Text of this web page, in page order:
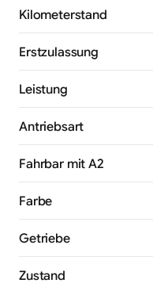
Kilometerstand
Erstzulassung
Leistung
Antriebsart
Fahrbar mit A2
Farbe
Getriebe
Zustand